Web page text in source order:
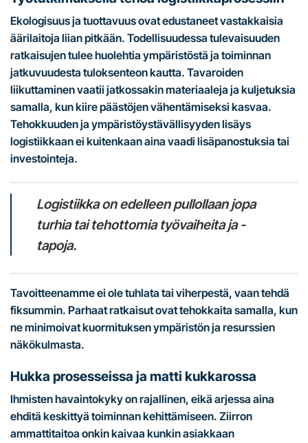
Ekologisuus ja tuottavuus ovat edustaneet vastakkaisia
äärilaitoja liian pitkään. Todellisuudessa tulevaisuuden
ratkaisujen tulee huolehtia ympäristöstä ja toiminnan
jatkuvuudesta tuloksenteon kautta. Tavaroiden
liikuttaminen vaatii jatkossakin materiaaleja ja kuljetuksia
samalla, kun kiire päästöjen vähentämiseksi kasvaa.
Tehokkuuden ja ympäristöystävällisyyden lisäys
logistiikkaan ei kuitenkaan aina vaadi lisäpanostuksia tai
investointeja.
Logistiikka on edelleen pullollaan jopa
turhia tai tehottomia työvaiheita ja -
tapoja.
Tavoitteenamme ei ole tuhlata tai viherpestä, vaan tehdä
fiksummin. Parhaat ratkaisut ovat tehokkaita samalla, kun
ne minimoivat kuormituksen ympäristön ja resurssien
näkökulmasta.
Hukka prosesseissa ja matti kukkarossa
Ihmisten havaintokyky on rajallinen, eikä arjessa aina
ehditä keskittyä toiminnan kehittämiseen. Ziirron
ammattitaitoa onkin kaivaa kunkin asiakkaan